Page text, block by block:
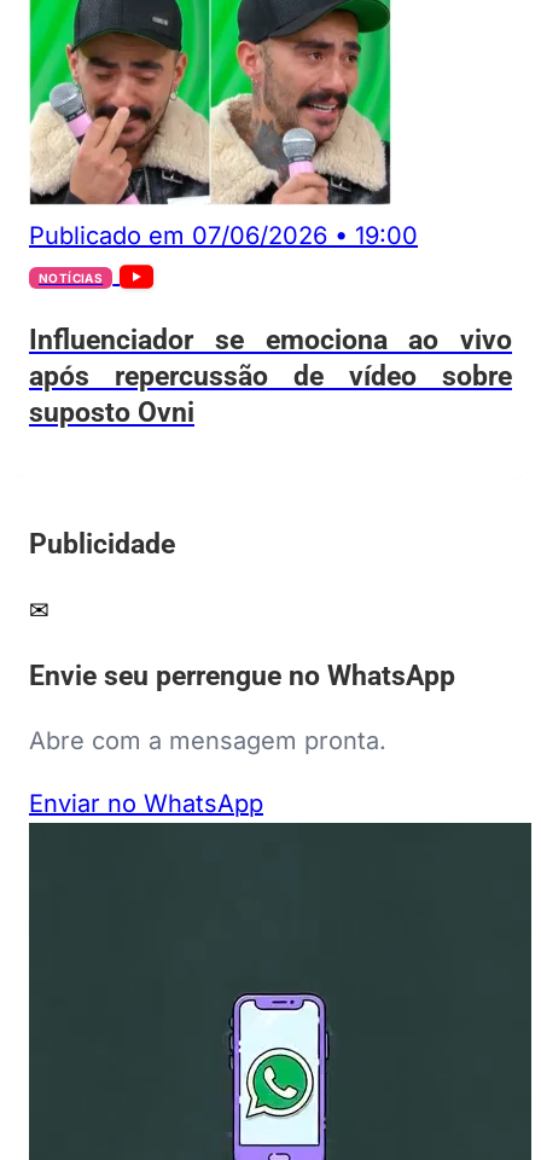
Publicado em 07/06/2026 • 19:00
NOTÍCIAS
Influenciador se emociona ao vivo
após repercussão de vídeo sobre
suposto Ovni
Publicidade
✉
Envie seu perrengue no WhatsApp
Abre com a mensagem pronta.
Enviar no WhatsApp